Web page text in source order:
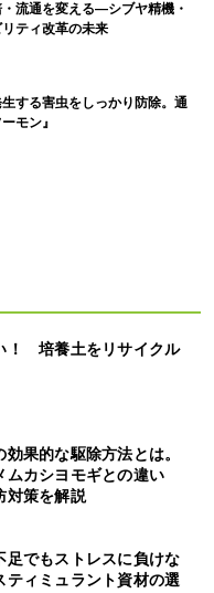
流通を変える―シブヤ精機・
ティ改革の未来
する害虫をしっかり防除。通
モン』
！ 培養土をリサイクル
果的な駆除方法とは。
ムカシヨモギとの違い
対策を解説
足でもストレスに負けな
ティミュラント資材の選